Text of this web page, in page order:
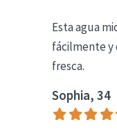
Esta agua
fácilmente y
fresca.
Sophia, 34